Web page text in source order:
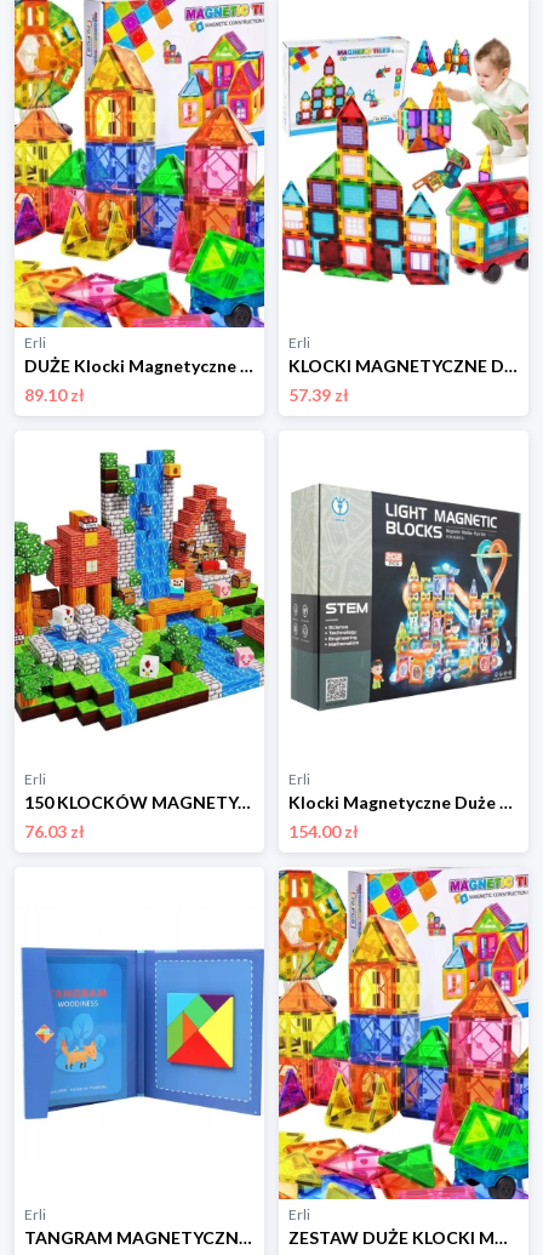
Erli
DUŻE Klocki Magnetyczne 3D Konstrukcyjne Magnetic Tiles Zestaw 70 elem. NS
89.10 zł
Erli
KLOCKI MAGNETYCZNE DUŻE KONSTRUKCYJNE 3D PANELE MAGNETIC ZESTAW 45 element.
57.39 zł
Erli
150 KLOCKÓW MAGNETYCZNYCH KLOCKI MAGNETYCZNE SZEŚCIANY KONSTRUKCYJNE LUDZIK
76.03 zł
Erli
Klocki Magnetyczne Duże 202 EL Świecące Tor Kulkowy Magnetic Tiles 3D Stem
154.00 zł
Erli
TANGRAM MAGNETYCZNY DREWNIANA UKŁADANKA KLOCKI MAGNETYCZNE GRA EDUKACYJNA
Erli
ZESTAW DUŻE KLOCKI MAGNETYCZNE KONSTRUKCYJNE 3D PANELE MAGNETIC TILES 70 EL